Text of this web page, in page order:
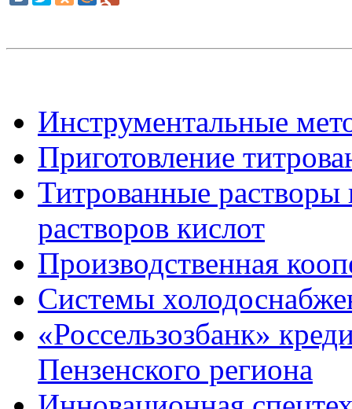
Инструментальные
Приготовление
Титрованные
растворов кислот
Производственная
Системы
«Россельзозбанк»
Пензенского региона